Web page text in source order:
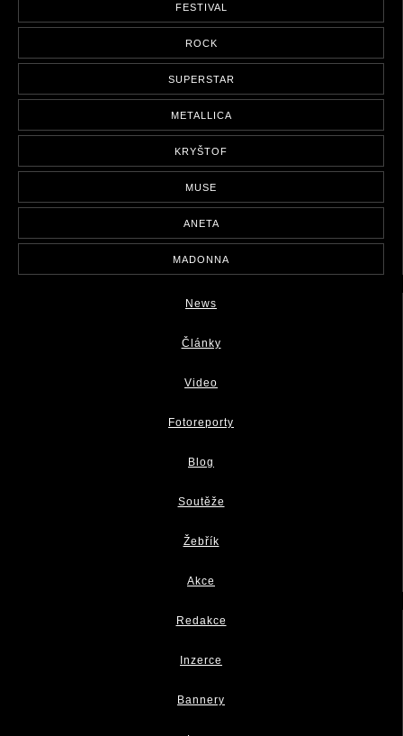
FESTIVAL
ROCK
SUPERSTAR
METALLICA
KRYŠTOF
MUSE
ANETA
MADONNA
News
Články
Video
Fotoreporty
Blog
Soutěže
Žebřík
Akce
Redakce
Inzerce
Bannery